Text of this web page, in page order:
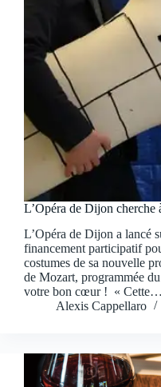
L’Opéra de Dijon cherche
L’Opéra de Dijon a lancé
financement participatif
costumes de sa nouvelle
de Mozart, programmée
votre bon cœur ! « Cette…
Alexis Cappellaro